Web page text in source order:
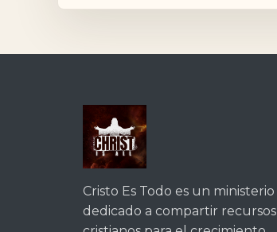
Cristo Es Todo es un ministerio
dedicado a compartir recursos